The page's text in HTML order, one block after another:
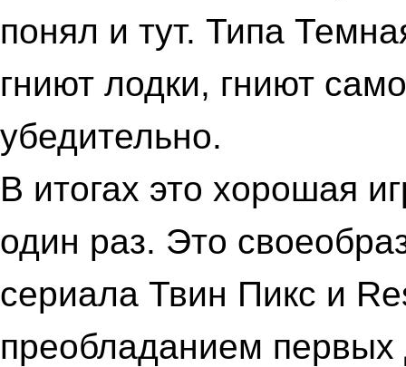
понял и тут. Типа
гниют лодки, гниют
убедительно.
В итогах это хорошая
один раз. Это
сериала Твин Пикс и
преобладанием первых